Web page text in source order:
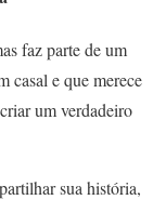
faz parte de um
casal e que merece
um verdadeiro
sua história,